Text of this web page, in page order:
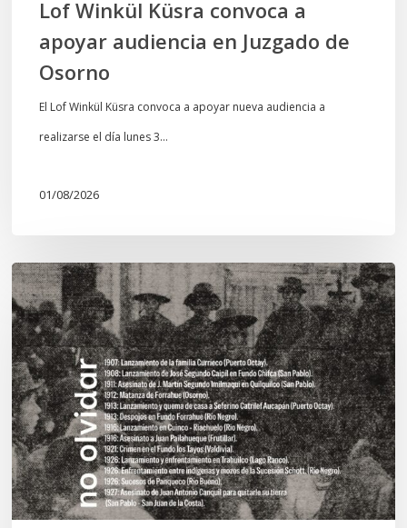
Lof Winkül Küsra convoca a
apoyar audiencia en Juzgado de
Osorno
El Lof Winkül Küsra convoca a apoyar nueva audiencia a
realizarse el día lunes 3…
01/08/2026
Chawrakawin:
Palimpsesto
explora
a
través
del
arte
las
tensiones